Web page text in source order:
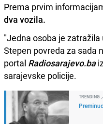
Prema prvim
dva vozila.
"Jedna osoba je
Stepen povreda za sada
portal Radiosarajevo.ba
sarajevske policije.
TRENDING